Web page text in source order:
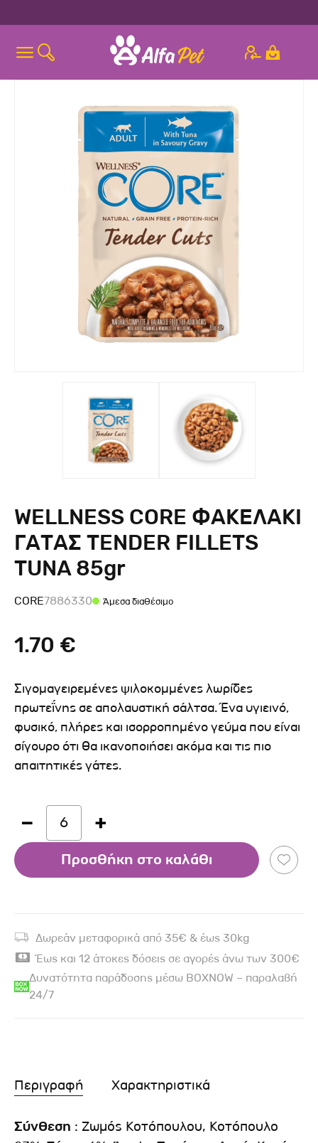
WELLNESS CORE ΦΑΚΕΛΑΚΙ
ΓΑΤΑΣ TENDER FILLETS
TUNA 85gr
CORE7886330 Άμεσα διαθέσιμο
1.70 €
Σιγομαγειρεμένες ψιλοκομμένες λωρίδες
πρωτεΐνης σε απολαυστική σάλτσα. Ένα υγιεινό,
φυσικό, πλήρες και ισορροπημένο γεύμα που είναι
σίγουρο ότι θα ικανοποιήσει ακόμα και τις πιο
απαιτητικές γάτες.
6
Προσθήκη στο καλάθι
Δωρεάν μεταφορικά από 35€ & έως 30kg
Έως και 12 άτοκες δόσεις σε αγορές άνω των 300€
Δυνατότητα παράδοσης μέσω BOXNOW – παραλαβή
24/7
Περιγραφή Χαρακτηριστικά
Σύνθεση : Ζωμός Κοτόπουλου, Κοτόπουλο